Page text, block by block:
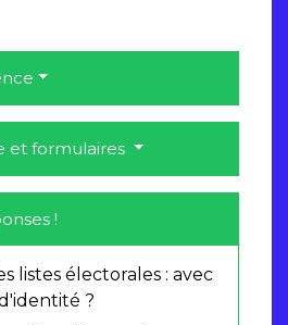
et formulaires
!
listes électorales : avec
?